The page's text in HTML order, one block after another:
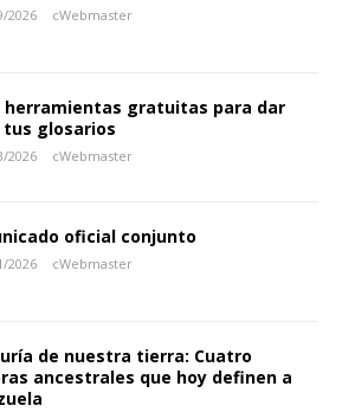
2026 cWebmaster
herramientas gratuitas para dar
tus glosarios
2026 cWebmaster
oficial conjunto
2026 cWebmaster
de nuestra tierra: Cuatro
ancestrales que hoy definen a